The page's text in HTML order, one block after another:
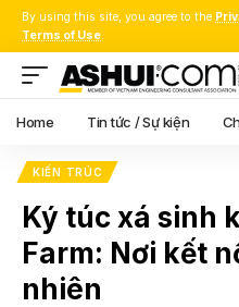
By using this site, you agree to the
Terms of Use.
Home Tin tức / Sự kiện
KIẾN TRÚC
Ký túc xá sinh
Farm: Nơi kết
nhiên